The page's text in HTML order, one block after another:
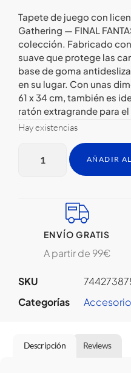
Tapete de juego con
Gathering — FINAL
colección. Fabricado
suave que protege las
base de goma
en su lugar. Con unas
61 x 34 cm, también es
ratón extragrande para
Hay existencias
AÑADIR
ENVÍO GRATIS
A partir de 99€
SKU
Categorías
Descripción Reviews